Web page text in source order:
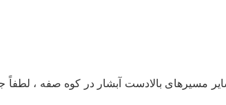
مسیرهای بالادست آبشار در کوه صفه ، لطفاً